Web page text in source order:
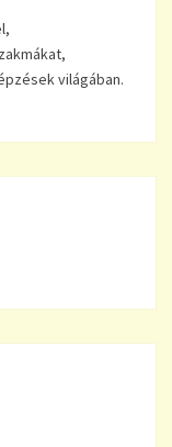
világában.